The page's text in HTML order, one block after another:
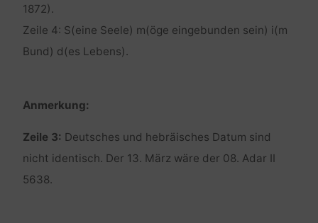
1872).
Zeile 4: S(eine Seele) m(öge eingebunden sein) i(m
Bund) d(es Lebens).
Anmerkung:
Zeile 3: Deutsches und hebräisches Datum sind
nicht identisch. Der 13. März wäre der 08. Adar II
5638.